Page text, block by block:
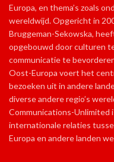
Europa, en thema’s zoals
wereldwijd. Opgericht in
Bruggeman-Sekowska,
opgebouwd door culturen
communicatie te
Oost-Europa voert het
bezoeken uit in andere
diverse andere regio’s
Communications-Unlimited
internationale relaties
Europa en andere landen